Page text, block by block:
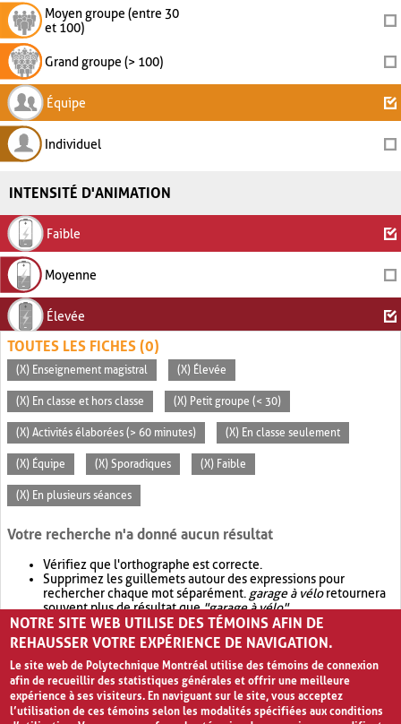
Moyen groupe (entre 30
et 100)
Grand groupe (> 100)
Équipe
Individuel
INTENSITÉ D'ANIMATION
Faible
Moyenne
Élevée
TOUTES LES FICHES (0)
(X) Enseignement magistral (X) Élevée
(X) En classe et hors classe (X) Petit groupe (< 30)
(X) Activités élaborées (> 60 minutes) (X) En classe seulement
(X) Équipe (X) Sporadiques (X) Faible
(X) En plusieurs séances
Votre recherche n'a donné aucun résultat
Vérifiez que l'orthographe est correcte.
Supprimez les guillemets autour des expressions pour
rechercher chaque mot séparément. garage à véloretournera
souvent plus de résultat que"garage à vélo".
Envisagez d'élargir votre recherche avec OR.garage OR vélo
retournera souvent plus de résultat quegarage à vélo
NOTRE SITE WEB UTILISE DES TÉMOINS AFIN DE
REHAUSSER VOTRE EXPÉRIENCE DE NAVIGATION.
Le site web de Polytechnique Montréal utilise des témoins de connexion
afin de recueillir des statistiques générales et offrir une meilleure
expérience à ses visiteurs. En naviguant sur le site, vous acceptez
l’utilisation de ces témoins selon les modalités spécifiées aux conditions